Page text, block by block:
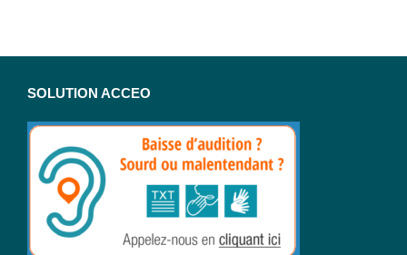
SOLUTION ACCEO